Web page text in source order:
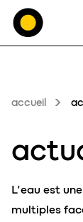
accueil
L’eau est
multiples